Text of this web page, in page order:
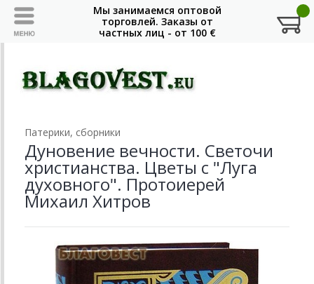
Патерики, сборники
Дуновение вечности. Светочи
христианства. Цветы с "Луга
духовного". Протоиерей
Михаил Хитров